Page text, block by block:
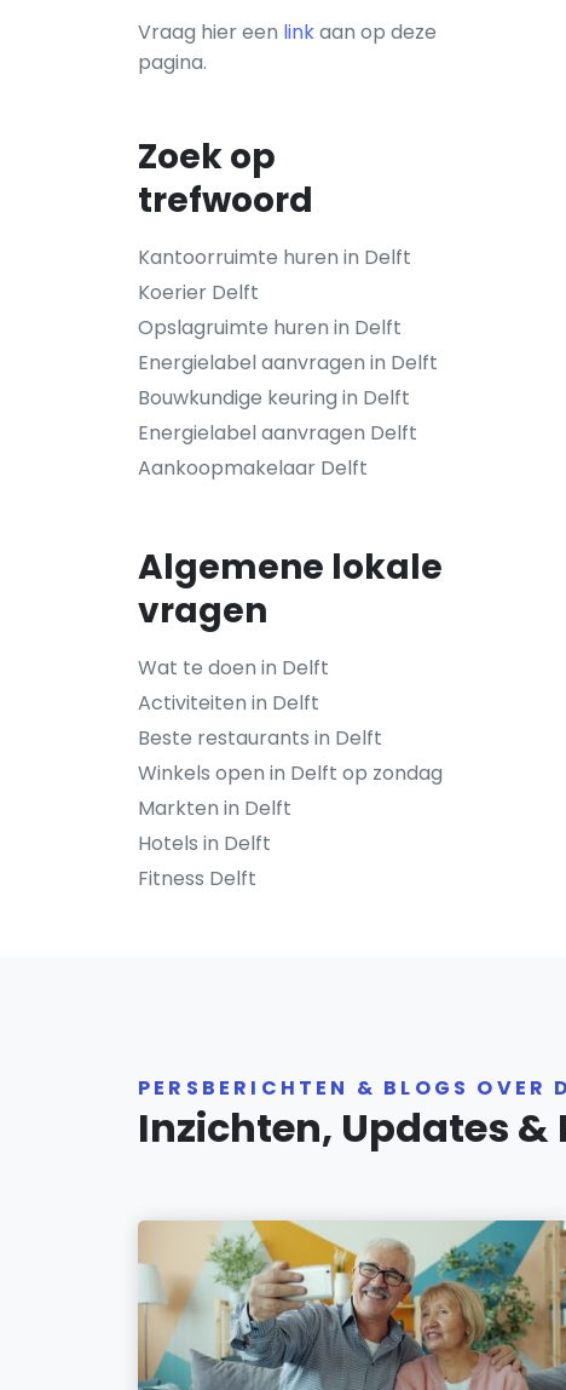
Vraag hier een linkaan op deze
pagina.
Zoek op
trefwoord
Kantoorruimte huren in Delft
Koerier Delft
Opslagruimte huren in Delft
Energielabel aanvragen in Delft
Bouwkundige keuring in Delft
Energielabel aanvragen Delft
Aankoopmakelaar Delft
Algemene lokale
vragen
Wat te doen in Delft
Activiteiten in Delft
Beste restaurants in Delft
Winkels open in Delft op zondag
Markten in Delft
Hotels in Delft
Fitness Delft
PERSBERICHTEN & BLOGS OVER
Inzichten, Updates &